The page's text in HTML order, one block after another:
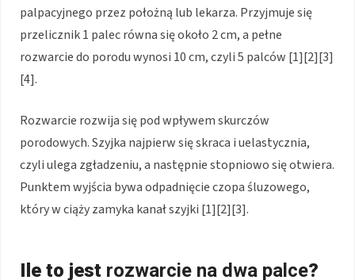
palpacyjnego przez położną lub lekarza. Przyjmuje się
przelicznik 1 palec równa się około 2 cm, a pełne
rozwarcie do porodu wynosi 10 cm, czyli 5 palców [1][2][3]
[4].
Rozwarcie rozwija się pod wpływem skurczów
porodowych. Szyjka najpierw się skraca i uelastycznia,
czyli ulega zgładzeniu, a następnie stopniowo się otwiera.
Punktem wyjścia bywa odpadnięcie czopa śluzowego,
który w ciąży zamyka kanał szyjki [1][2][3].
Ile to jest rozwarcie na dwa palce?